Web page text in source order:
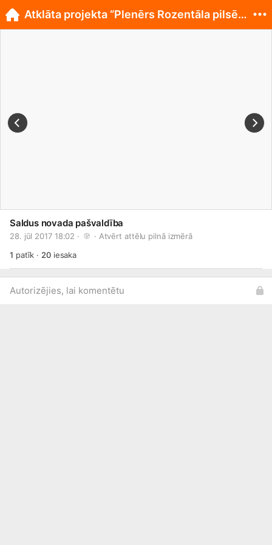
Saldus novada pašvaldība
28. jūl 2017 18:02 · · Atvērt attēlu pilnā izmērā
1 patīk · 20iesaka
Autorizējies, lai komentētu
Atklāta projekta “Plenērs Rozentāla pilsētā 2017”